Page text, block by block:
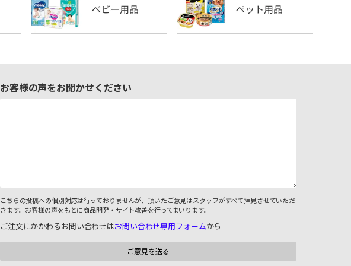
お客様の声をお聞かせください
こちらの投稿への個別対応は行っておりませんが、頂いたご意見はスタッフがすべて拝見させていただ
きます。お客様の声をもとに商品開発・サイト改善を行ってまいります。
ご注文にかかわるお問い合わせはお問い合わせ専用フォームから